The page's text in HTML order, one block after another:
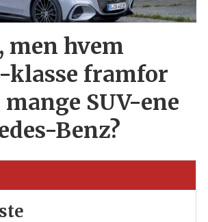
men hvem
klasse framfor
mange SUV-ene
Benz?